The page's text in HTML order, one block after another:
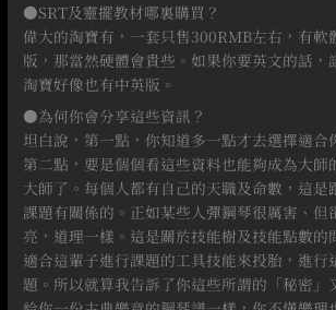
●SRT及靈擺教材哪裏購買？
偉大的淘寶有，一套只售300RMB左右，有軟
版，那當然硬體會貴些。如果你要英文的話，
淘寶好像也有中英版。⠀
●為何你會分享這些資訊？
坦白說，第一點，你知道多一點才去選擇適合
第二點，要是個個看這些資料也能夠成為大師
大師了。每個人都有自己的天職及命數，這是
課題有關係的。正如某些人彈鋼琴很厲害、但
亮，道理一樣。這是關於技能樹及技能點數的
適合這輩子進行課題的工具技能來投胎，進行
題。所以就算我告訴了你這些所謂的「秘密」